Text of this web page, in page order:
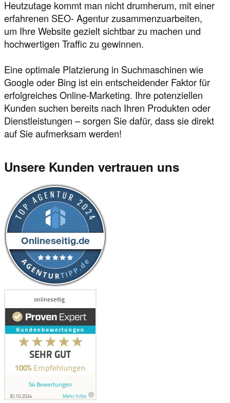
Heutzutage kommt man nicht drumherum, mit einer
erfahrenen SEO- Agentur zusammenzuarbeiten,
um Ihre Website gezielt sichtbar zu machen und
hochwertigen Traffic zu gewinnen.
Eine optimale Platzierung in Suchmaschinen wie
Google oder Bing ist ein entscheidender Faktor für
erfolgreiches Online-Marketing. Ihre potenziellen
Kunden suchen bereits nach Ihren Produkten oder
Dienstleistungen – sorgen Sie dafür, dass sie direkt
auf Sie aufmerksam werden!
Unsere Kunden vertrauen uns